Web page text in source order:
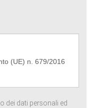
dei dati personali ed